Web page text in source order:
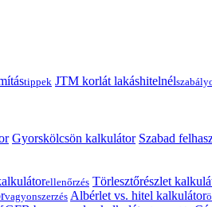
tippek JTM korlát lakáshitelnél
Gyorskölcsön kalkulátor Szabad
ellenőrzés Törlesztőrészlet
vagyonszerzés Albérlet vs. hitel kalkulátor